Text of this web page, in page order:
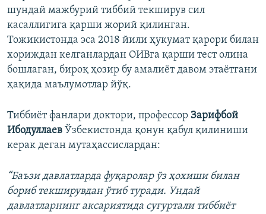
шундай мажбурий тиббий текширув сил
касаллигига қарши жорий қилинган.
Тожикистонда эса 2018 йили ҳукумат қарори билан
хориждан келганлардан ОИВга қарши тест олина
бошлаган, бироқ ҳозир бу амалиёт давом этаётгани
ҳақида маълумотлар йўқ.
Тиббиёт фанлари доктори, профессор Зарифбой
Ибодуллаев Ўзбекистонда қонун қабул қилиниши
керак деган мутаҳассислардан:
“Баъзи давлатларда фуқаролар ўз ҳохиши билан
бориб текширувдан ўтиб туради. Ундай
давлатларнинг аксариятида суғуртали тиббиёт